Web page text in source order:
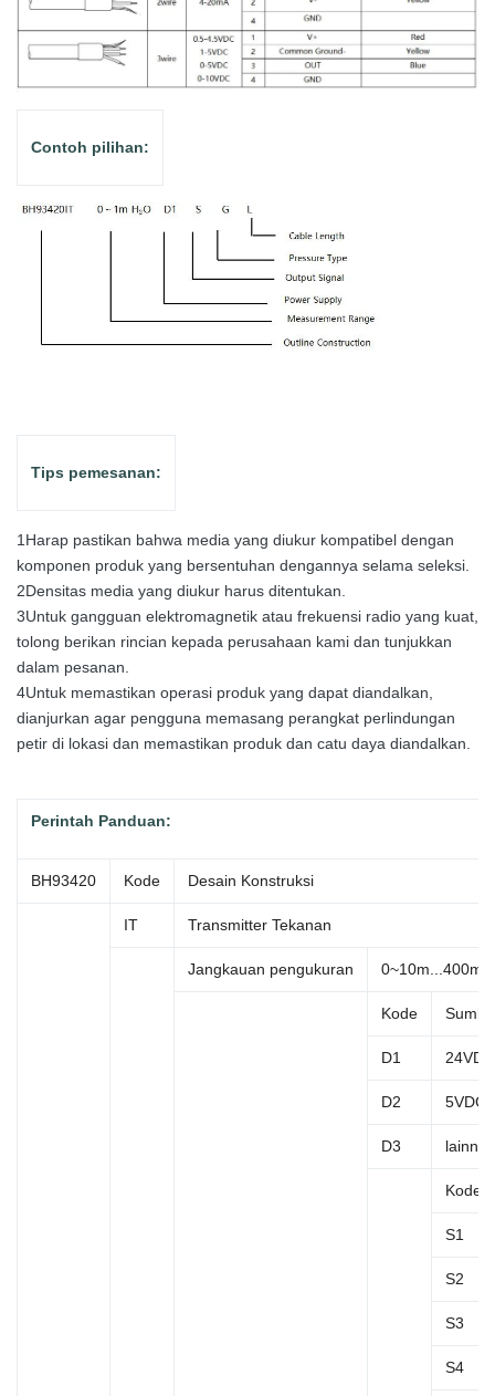
Contoh pilihan:
Tips pemesanan:
1Harap pastikan bahwa media yang diukur kompatibel dengan
komponen produk yang bersentuhan dengannya selama seleksi.
2Densitas media yang diukur harus ditentukan.
3Untuk gangguan elektromagnetik atau frekuensi radio yang kuat,
tolong berikan rincian kepada perusahaan kami dan tunjukkan
dalam pesanan.
4Untuk memastikan operasi produk yang dapat diandalkan,
dianjurkan agar pengguna memasang perangkat perlindungan
petir di lokasi dan memastikan produk dan catu daya diandalkan.
Perintah Panduan:
BH93420 Kode Desain Konstruksi
IT Transmitter Tekanan
Jangkauan pengukuran
Kode
D1 24VDC
D2 5VDC
D3 lainnya
Kode
S1
S2
S3
S4